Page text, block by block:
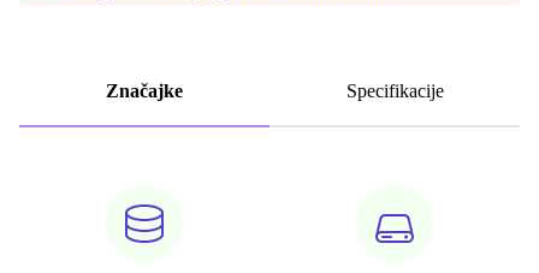
Značajke Specifikacije